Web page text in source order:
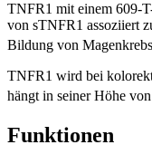
TNFR1 mit einem 609-
von sTNFR1 assoziiert
Bildung von
TNFR1 wird bei
hängt in seiner Höhe
Funktionen